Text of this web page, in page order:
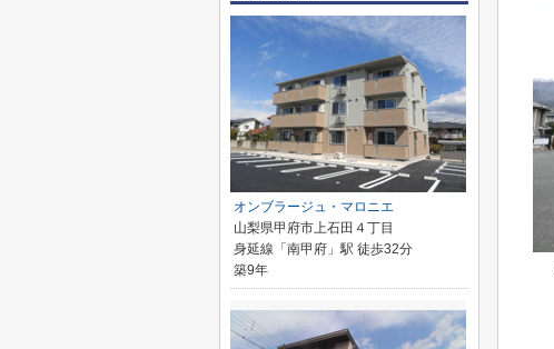
オンブラージュ・マロニエ
山梨県甲府市上石田４丁目
身延線「南甲府」駅 徒歩32分
築9年